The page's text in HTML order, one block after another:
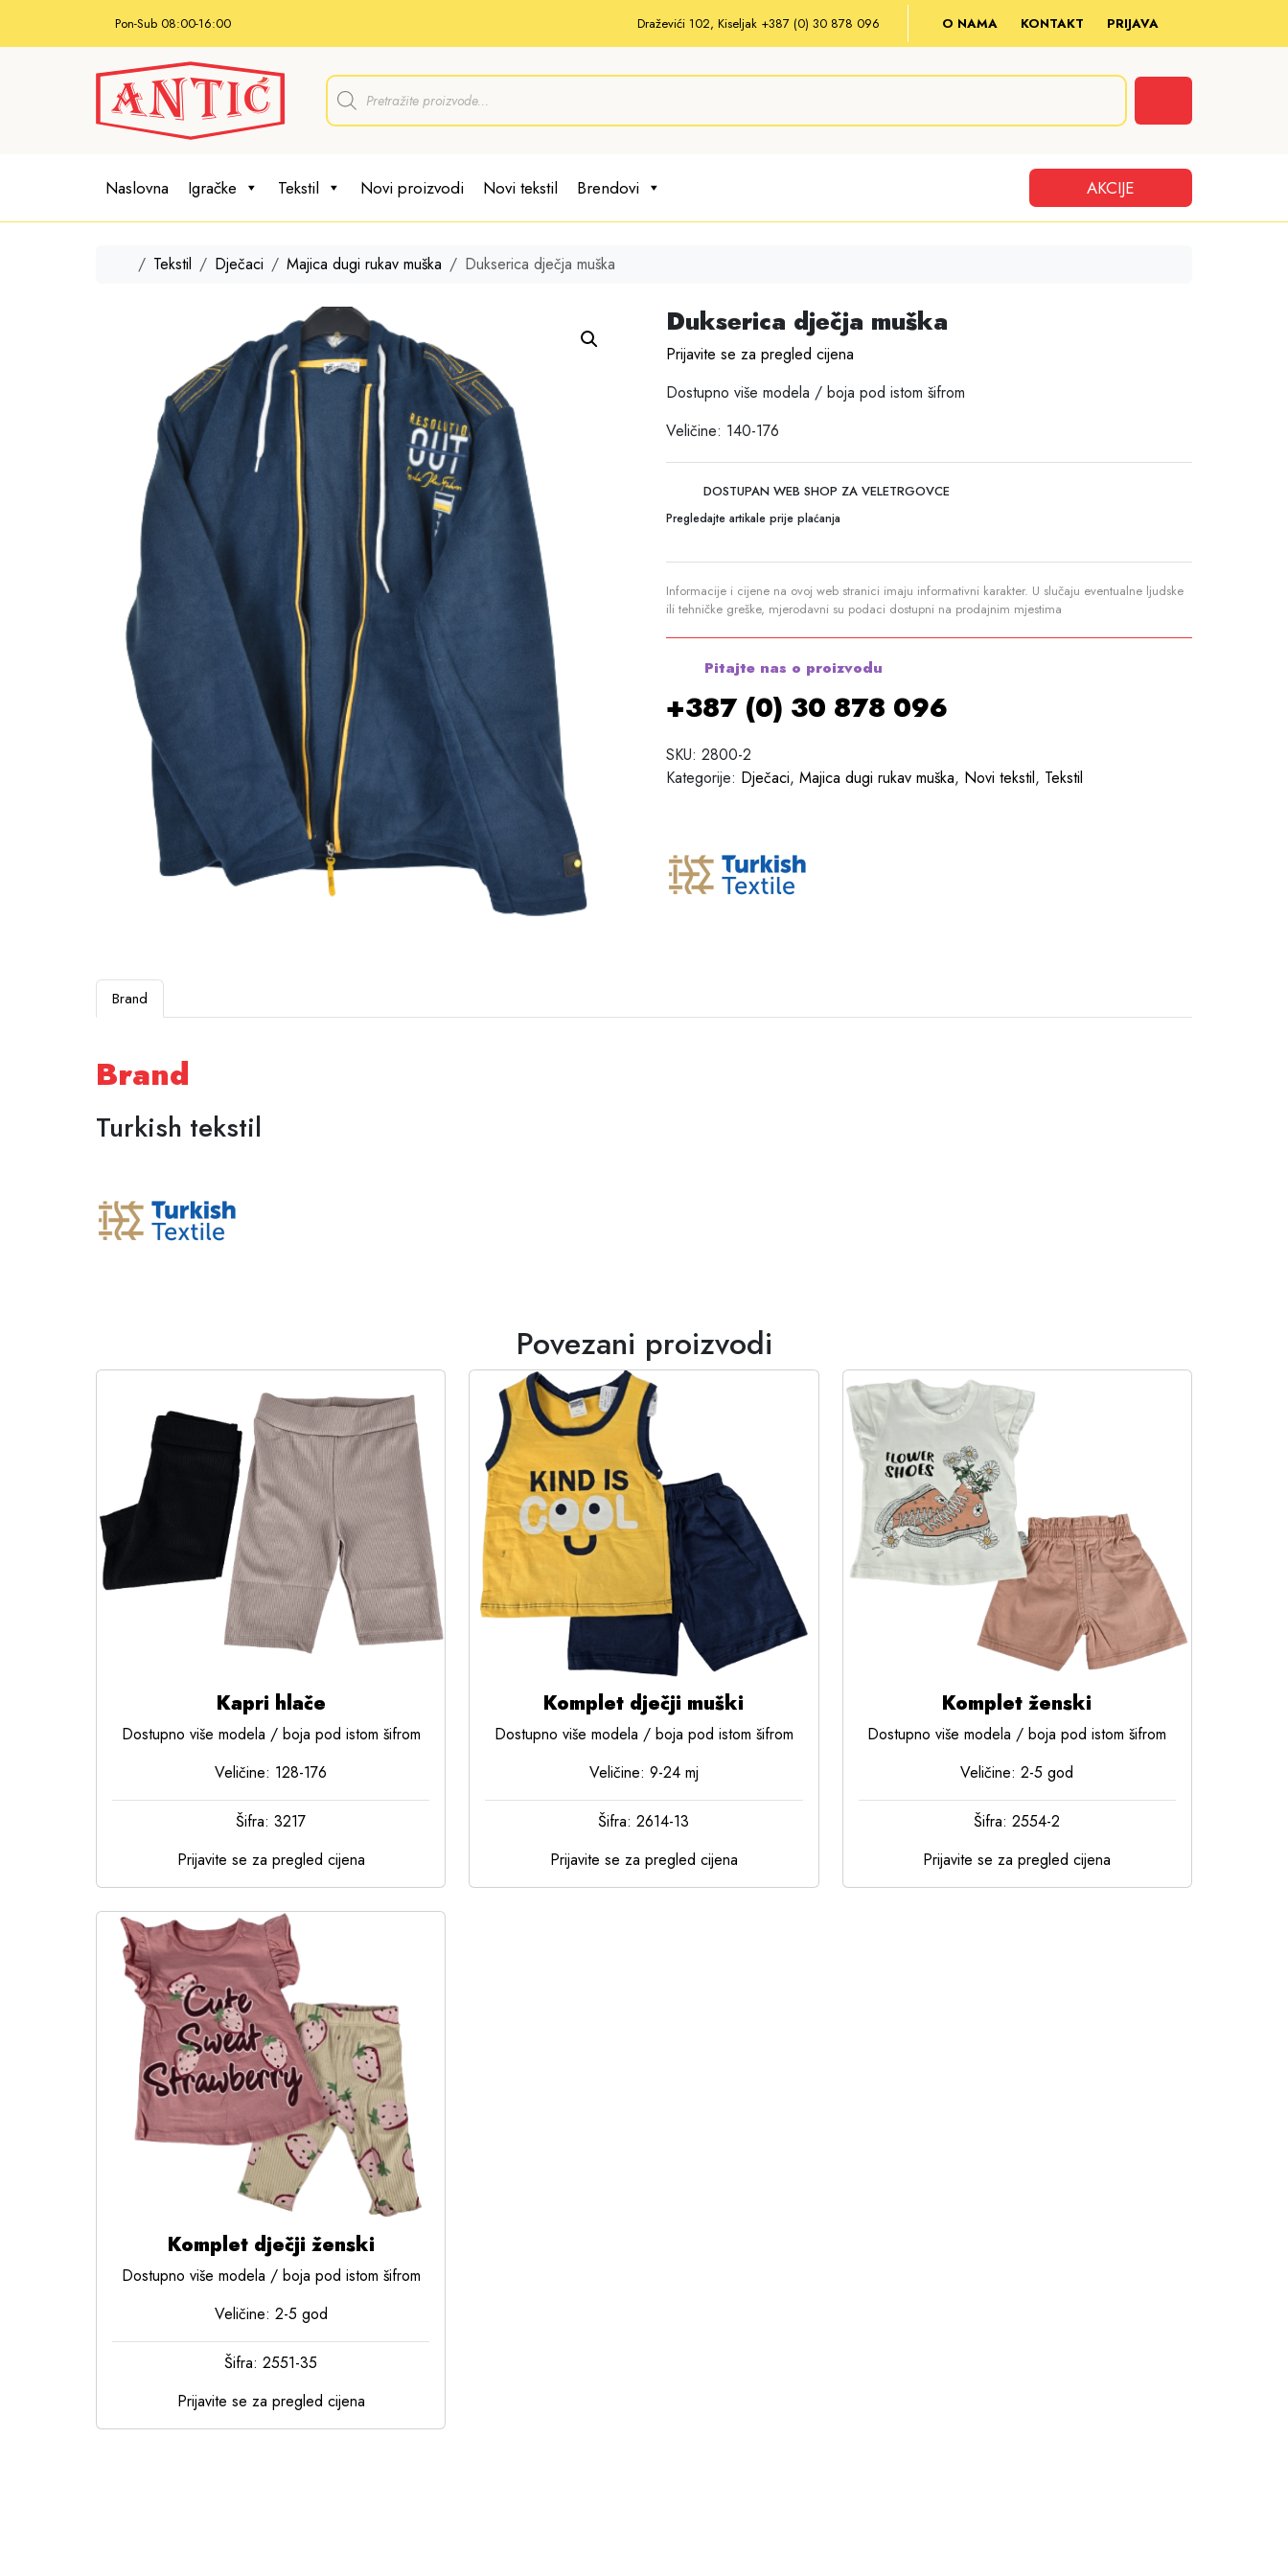
Pon-Sub 08:00-16:00 Draževići 102, Kiseljak +387 (0) 30 878 096 O NAMA KONTAKT PRIJAVA
P
d
s
e
c
Naslovna Igračke Tekstil Novi proizvodi Novi tekstil AKCIJE
Brendovi
HomeTekstil Dječaci Majica dugi rukav muška Dukserica dječja muška
Dukserica dječja muška
Prijavite se za pregled cijena
Dostupno više modela / boja pod istom šifrom
Veličine: 140-176
DOSTUPAN WEB SHOP ZA VELETRGOVCE
Pregledajte artikale prije plaćanja
Informacije i cijene na ovoj web stranici imaju informativni karakter. U slučaju eventualne ljudske
ili tehničke greške, mjerodavni su podaci dostupni na prodajnim mjestima
Pitajte nas o proizvodu
+387 (0) 30 878 096
SKU: 2800-2
Kategorije: Dječaci, Majica dugi rukav muška, Novi tekstil, Tekstil
Brand
Brand
Turkish tekstil
Povezani proizvodi
Kapri hlače
Dostupno više modela / boja pod istom šifrom
Veličine: 128-176
Šifra: 3217
Prijavite se za pregled cijena
Komplet dječji muški
Dostupno više modela / boja pod istom šifrom
Veličine: 9-24 mj
Šifra: 2614-13
Prijavite se za pregled cijena
Komplet ženski
Dostupno više modela / boja pod istom šifrom
Veličine: 2-5 god
Šifra: 2554-2
Prijavite se za pregled cijena
Komplet dječji ženski
Dostupno više modela / boja pod istom šifrom
Veličine: 2-5 god
Šifra: 2551-35
Prijavite se za pregled cijena